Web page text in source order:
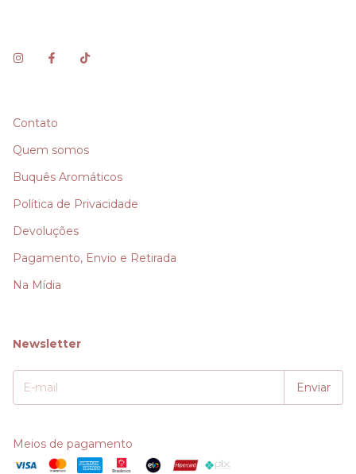
Contato
Quem somos
Buquês Aromáticos
Política de Privacidade
Devoluções
Pagamento, Envio e Retirada
Na Mídia
Newsletter
Meios de pagamento